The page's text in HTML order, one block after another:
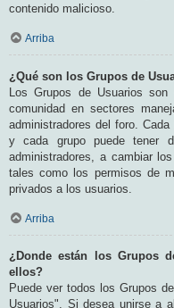
contenido malicioso.
Arriba
¿Qué son los Grupos de
Los Grupos de Usuarios
comunidad en sectores
administradores del foro.
y cada grupo puede tener
administradores, a cambiar
tales como los permisos de
privados a los usuarios.
Arriba
¿Donde están los Grupos
ellos?
Puede ver todos los Grupos
Usuarios". Si desea unirse a